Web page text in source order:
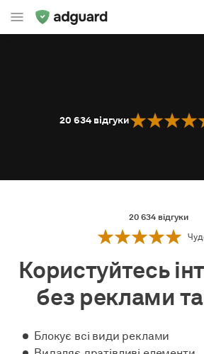
20 634 відгуки
20 634 відгуки
Користуйтесь
без реклами
Блокує всі види реклами